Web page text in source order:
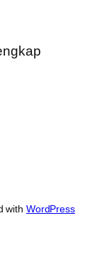
with WordPress